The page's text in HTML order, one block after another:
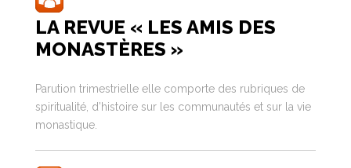
LA REVUE « LES AMIS DES
MONASTÈRES »
Parution trimestrielle elle comporte des rubriques de
spiritualité, d’histoire sur les communautés et sur la vie
monastique.